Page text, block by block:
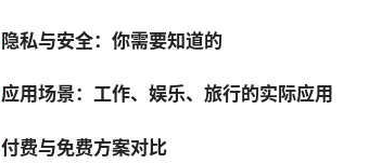
隐私与安全：你需要知道的
应用场景：工作、娱乐、旅行的实际应用
付费与免费方案对比